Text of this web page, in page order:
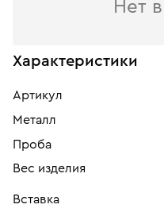
Нет
Характеристики
Артикул
Металл
Проба
Вес изделия
Вставка